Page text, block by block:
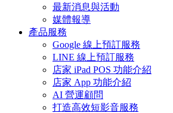
最新消息與活動
媒體報導
產品服務
Google 線上預訂服務
LINE 線上預訂服務
店家 iPad POS 功能介紹
店家 App 功能介紹
AI 營運顧問
打造高效短影音服務